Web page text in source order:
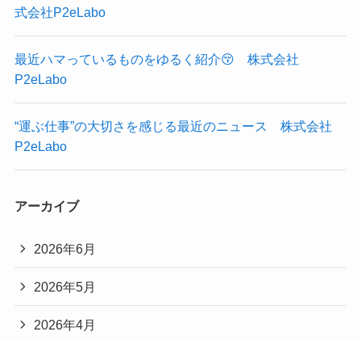
式会社P2eLabo
最近ハマっているものをゆるく紹介😚 株式会社
P2eLabo
“運ぶ仕事”の大切さを感じる最近のニュース 株式会社
P2eLabo
アーカイブ
2026年6月
2026年5月
2026年4月